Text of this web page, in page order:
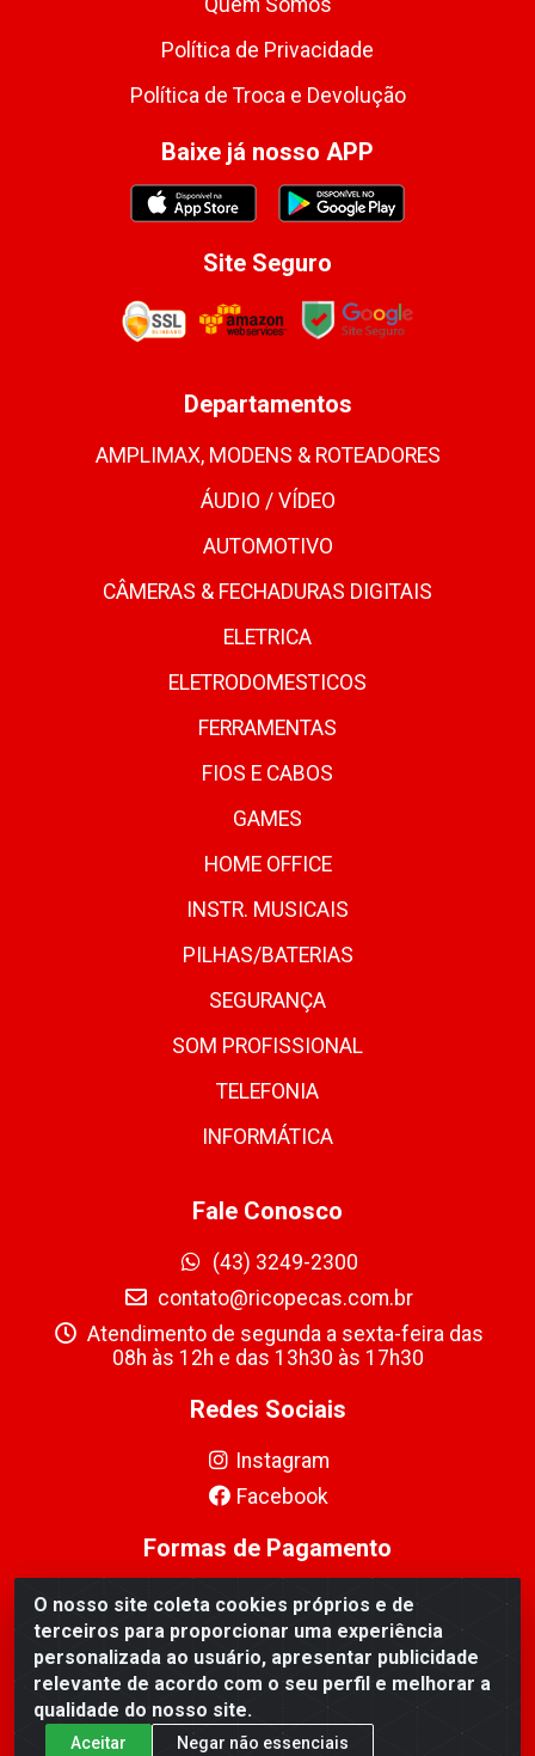
O nosso site coleta cookies próprios e de
terceiros para proporcionar uma experiência
personalizada ao usuário, apresentar publicidade
relevante de acordo com o seu perfil e melhorar a
qualidade do nosso site.
Aceitar Negar não essenciais
Quem Somos
Política de Privacidade
Política de Troca e Devolução
Baixe já nosso APP
Site Seguro
Departamentos
AMPLIMAX, MODENS & ROTEADORES
ÁUDIO / VÍDEO
AUTOMOTIVO
CÂMERAS & FECHADURAS DIGITAIS
ELETRICA
ELETRODOMESTICOS
FERRAMENTAS
FIOS E CABOS
GAMES
HOME OFFICE
INSTR. MUSICAIS
PILHAS/BATERIAS
SEGURANÇA
SOM PROFISSIONAL
TELEFONIA
INFORMÁTICA
Fale Conosco
(43) 3249-2300
contato@ricopecas.com.br
Atendimento de segunda a sexta-feira das
08h às 12h e das 13h30 às 17h30
Redes Sociais
Instagram
Facebook
Formas de Pagamento
Ricopeças Comércio de componentes Eletrônicos Ltda -
Rua Alicio Francisco Mafra, 968 - Jardim Taroba,
Cambé/PR - CEP 86.191-390 - CNPJ 06.241.208/0001-